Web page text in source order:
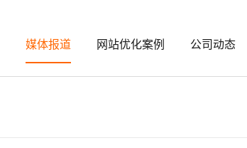
媒体报道 网站优化案例 公司动态